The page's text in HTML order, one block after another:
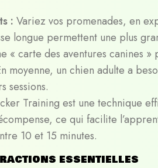
: Variez vos promenades, en
longue permettent une plus
« carte des aventures canines »
moyenne, un chien adulte a
sessions.
Training est une technique
ce qui facilite
10 et 15 minutes.
essentielles